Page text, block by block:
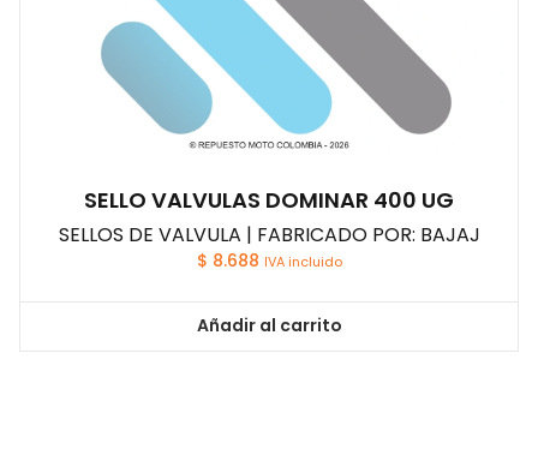
SELLO VALVULAS DOMINAR 400 UG
SELLOS DE VALVULA | FABRICADO POR: BAJAJ
$ 8.688 IVA incluido
Añadir al carrito